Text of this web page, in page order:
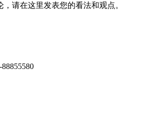
请在这里发表您的看法和观点。